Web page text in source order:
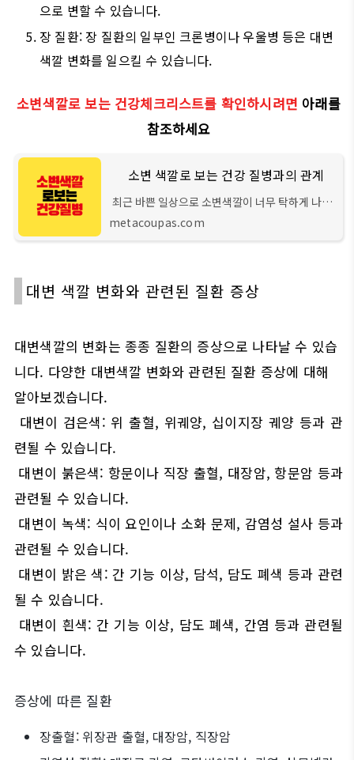
으로 변할 수 있습니다.
장 질환: 장 질환의 일부인 크론병이나 우울병 등은 대변
색깔 변화를 일으킬 수 있습니다.
소변색깔로 보는 건강체크리스트를 확인하시려면 아래를
참조하세요
소변 색깔로 보는 건강 질병과의 관계
최근 바쁜 일상으로 소변색깔이 너무 탁하게 나와
걱정이 되더라고요 병원을 방문했더니 약간의 염
증이 있다고 하네요. 소변 색깔은 우리 몸의 건강
metacoupas.com
대변 색깔 변화와 관련된 질환 증상
대변색깔의 변화는 종종 질환의 증상으로 나타날 수 있습
니다. 다양한 대변색깔 변화와 관련된 질환 증상에 대해
알아보겠습니다.
대변이 검은색: 위 출혈, 위궤양, 십이지장 궤양 등과 관
련될 수 있습니다.
대변이 붉은색: 항문이나 직장 출혈, 대장암, 항문암 등과
관련될 수 있습니다.
대변이 녹색: 식이 요인이나 소화 문제, 감염성 설사 등과
관련될 수 있습니다.
대변이 밝은 색: 간 기능 이상, 담석, 담도 폐색 등과 관련
될 수 있습니다.
대변이 흰색: 간 기능 이상, 담도 폐색, 간염 등과 관련될
수 있습니다.
증상에 따른 질환
장출혈: 위장관 출혈, 대장암, 직장암